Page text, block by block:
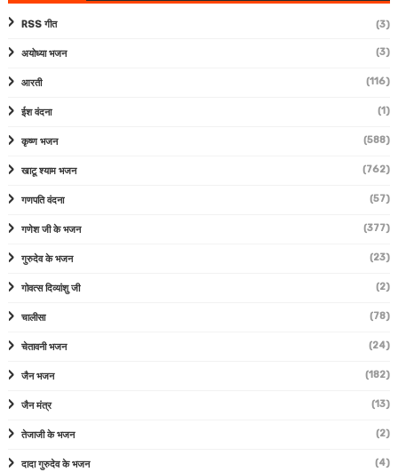
RSS गीत (3)
अयोध्या भजन (3)
आरती (116)
ईश वंदना (1)
कृष्ण भजन (588)
खाटू श्याम भजन (762)
गणपति वंदना (57)
गणेश जी के भजन (377)
गुरुदेव के भजन (23)
गोवत्स दिव्यांशु जी (2)
चालीसा (78)
चेतावनी भजन (24)
जैन भजन (182)
जैन मंत्र (13)
तेजाजी के भजन (2)
दादा गुरुदेव के भजन (4)